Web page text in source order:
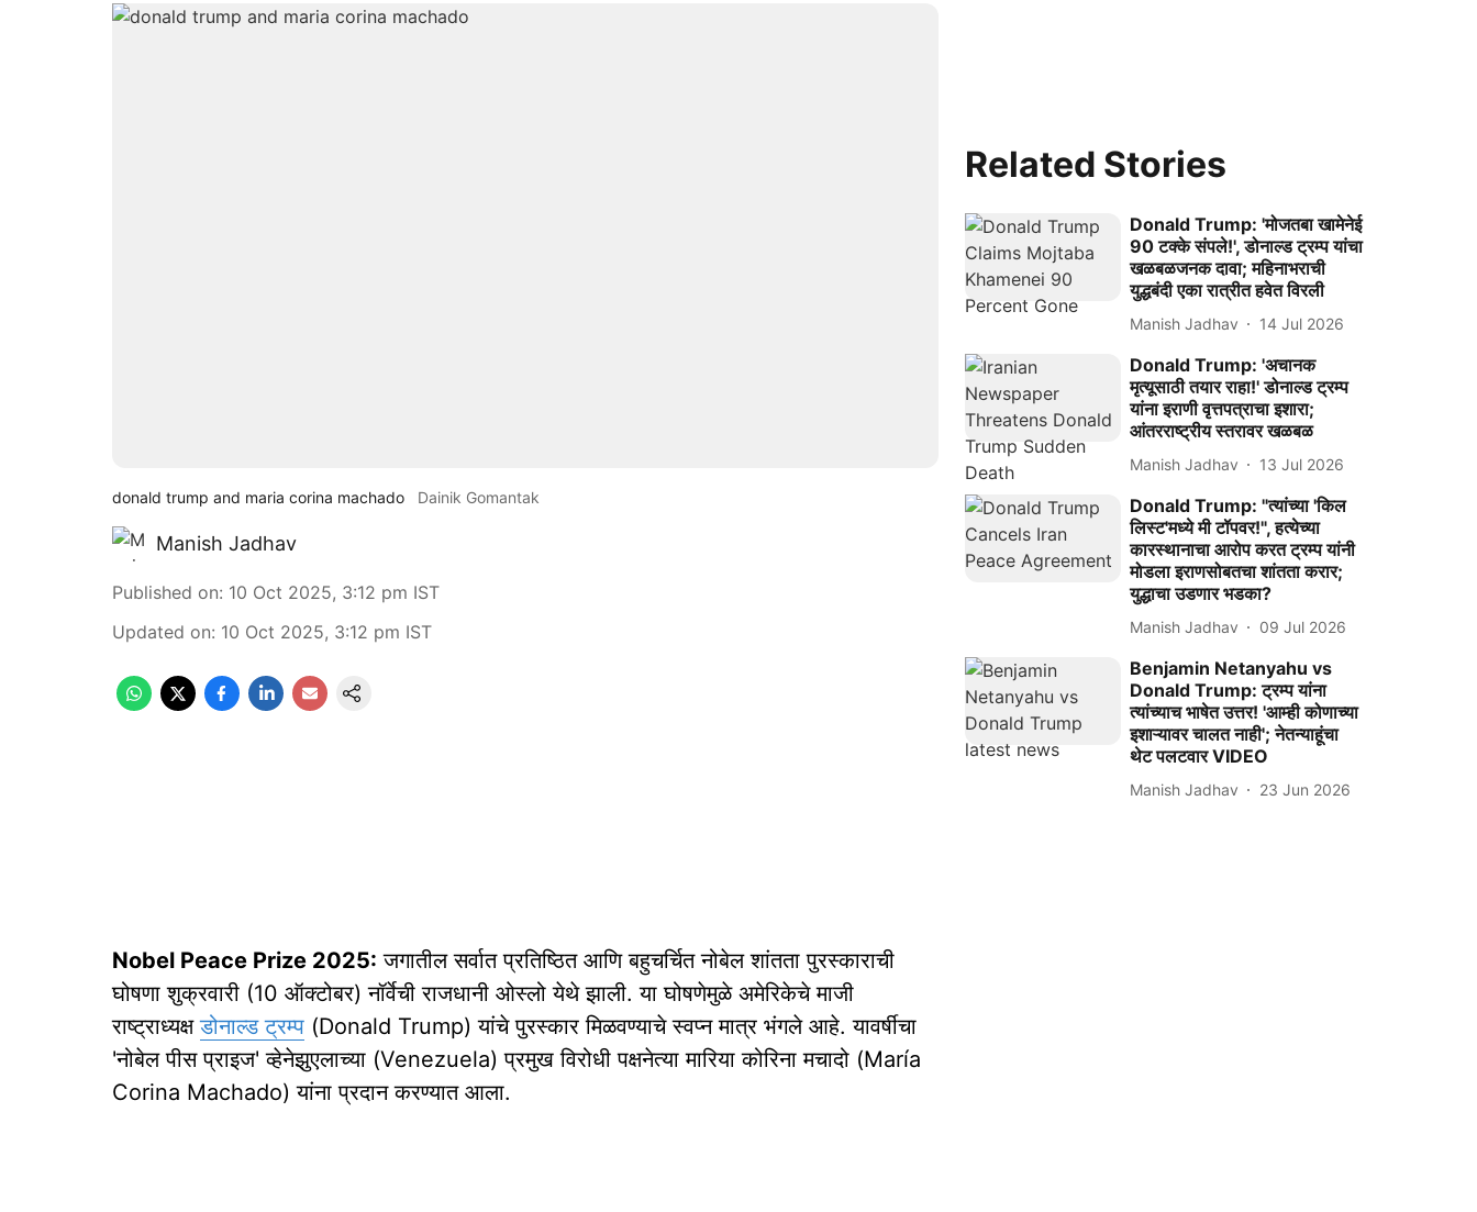
donald trump and maria corina machado Dainik Gomantak
Manish Jadhav
Published on: 10 Oct 2025, 3:12 pm IST
Updated on: 10 Oct 2025, 3:12 pm IST
Nobel Peace Prize 2025: जगातील सर्वात प्रतिष्ठित आणि बहुचर्चित नोबेल शांतता पुरस्काराची
घोषणा शुक्रवारी (10 ऑक्टोबर) नॉर्वेची राजधानी ओस्लो येथे झाली. या घोषणेमुळे अमेरिकेचे माजी
राष्ट्राध्यक्षडोनाल्ड ट्रम्प (Donald Trump) यांचे पुरस्कार मिळवण्याचे स्वप्न मात्र भंगले आहे. यावर्षीचा
'नोबेल पीस प्राइज' व्हेनेझुएलाच्या (Venezuela) प्रमुख विरोधी पक्षनेत्या मारिया कोरिना मचादो (María
Corina Machado) यांना प्रदान करण्यात आला.
Related Stories
Donald Trump: 'मोजतबा खामेनेई
90 टक्के संपले!', डोनाल्ड ट्रम्प यांचा
खळबळजनक दावा; महिनाभराची
युद्धबंदी एका रात्रीत हवेत विरली
Manish Jadhav 14 Jul 2026
Donald Trump: 'अचानक
मृत्यूसाठी तयार राहा!' डोनाल्ड ट्रम्प
यांना इराणी वृत्तपत्राचा इशारा;
आंतरराष्ट्रीय स्तरावर खळबळ
Manish Jadhav 13 Jul 2026
Donald Trump: "त्यांच्या 'किल
लिस्ट'मध्ये मी टॉपवर!", हत्येच्या
कारस्थानाचा आरोप करत ट्रम्प यांनी
मोडला इराणसोबतचा शांतता करार;
युद्धाचा उडणार भडका?
Manish Jadhav 09 Jul 2026
Benjamin Netanyahu vs
Donald Trump: ट्रम्प यांना
त्यांच्याच भाषेत उत्तर! 'आम्ही कोणाच्या
इशाऱ्यावर चालत नाही'; नेतन्याहूंचा
थेट पलटवार VIDEO
Manish Jadhav 23 Jun 2026